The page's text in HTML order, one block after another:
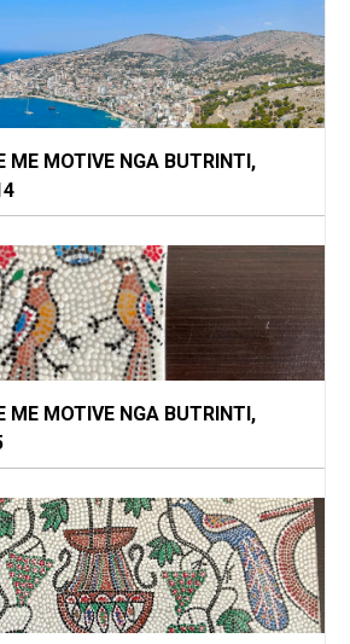
ME MOTIVE NGA BUTRINTI,
ME MOTIVE NGA BUTRINTI,